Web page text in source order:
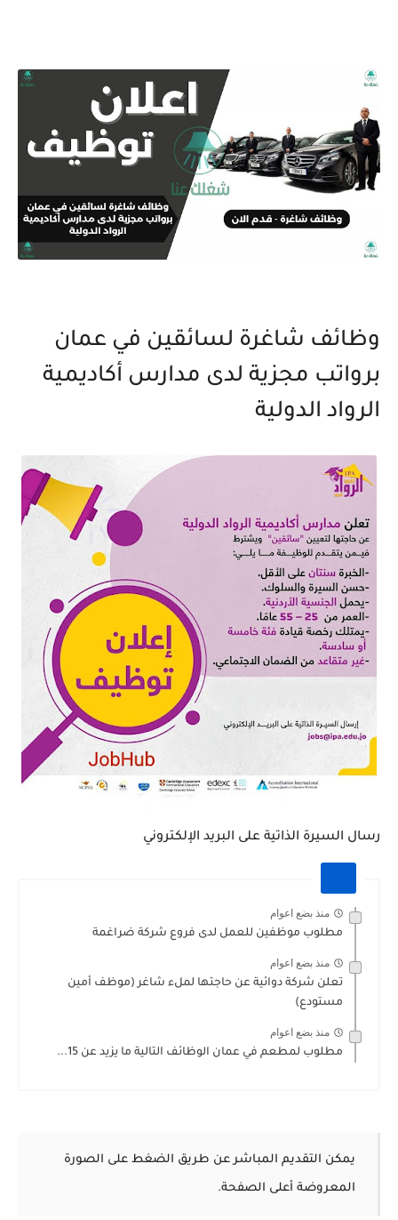
وظائف شاغرة لسائقين في عمان
برواتب مجزية لدى مدارس أكاديمية
الرواد الدولية
رسال السيرة الذاتية على البريد الإلكتروني
منذ بضع اعوام
مطلوب موظفين للعمل لدى فروع شركة ضراغمة
منذ بضع اعوام
تعلن شركة دوائية عن حاجتها لملء شاغر (موظف أمين
مستودع)
منذ بضع اعوام
مطلوب لمطعم في عمان الوظائف التالية ما يزيد عن 15...
يمكن التقديم المباشر عن طريق الضغط على الصورة
المعروضة أعلى الصفحة.